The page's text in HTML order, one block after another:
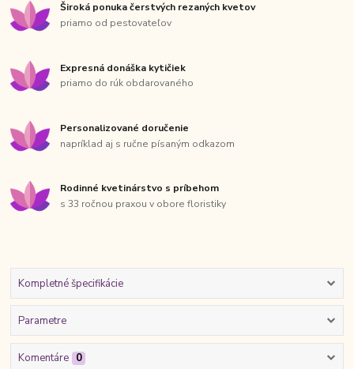
Široká ponuka čerstvých rezaných kvetov
priamo od pestovateľov
Expresná donáška kytičiek
priamo do rúk obdarovaného
Personalizované doručenie
napríklad aj s ručne písaným odkazom
Rodinné kvetinárstvo s príbehom
s 33 ročnou praxou v obore floristiky
Kompletné špecifikácie
Parametre
Komentáre 0